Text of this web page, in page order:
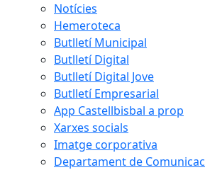
Notícies
Hemeroteca
Butlletí Municipal
Butlletí Digital
Butlletí Digital Jove
Butlletí Empresarial
App Castellbisbal a prop
Xarxes socials
Imatge corporativa
Departament de